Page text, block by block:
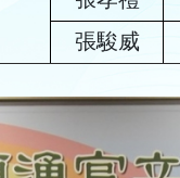
張駿威